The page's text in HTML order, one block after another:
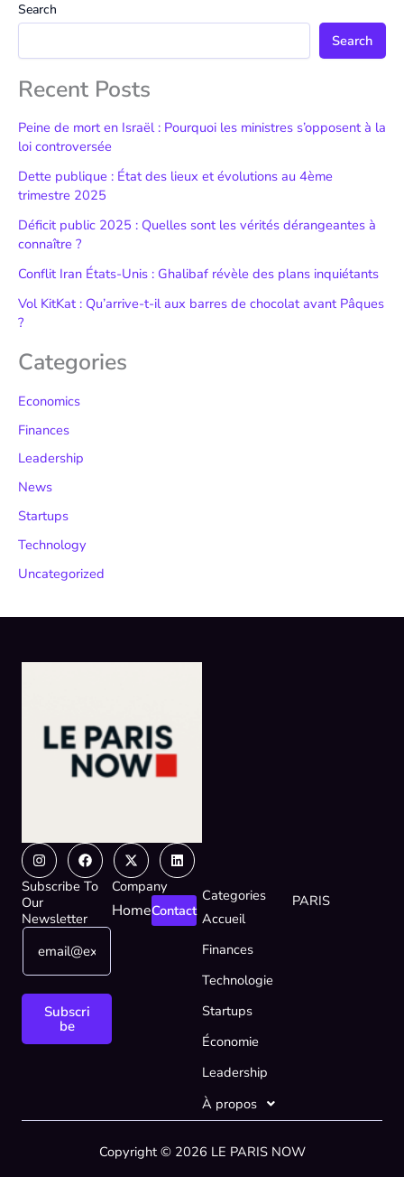
Search
Search
Recent Posts
Peine de mort en Israël : Pourquoi les ministres s’opposent à la
loi controversée
Dette publique : État des lieux et évolutions au 4ème
trimestre 2025
Déficit public 2025 : Quelles sont les vérités dérangeantes à
connaître ?
Conflit Iran États-Unis : Ghalibaf révèle des plans inquiétants
Vol KitKat : Qu’arrive-t-il aux barres de chocolat avant Pâques
?
Categories
Economics
Finances
Leadership
News
Startups
Technology
Uncategorized
InstagramFacebook
X-
twitter
Linkedin
Subscribe To
Our
Newsletter
E
a
m
E
a
Subscri
be
Company
HomeContact
Categories
Accueil
Finances
Technologie
Startups
Économie
Leadership
À propos
PARIS
Copyright © 2026 LE PARIS NOW